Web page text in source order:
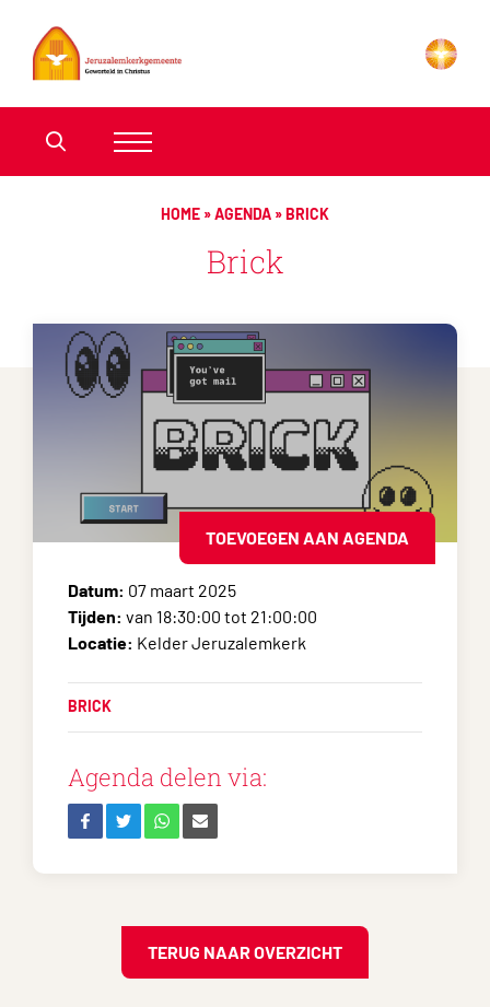
HOME »AGENDA »BRICK
Brick
TOEVOEGEN AAN AGENDA
Datum: 07 maart 2025
Tijden: van 18:30:00 tot 21:00:00
Locatie: Kelder Jeruzalemkerk
BRICK
Agenda delen via:
TERUG NAAR OVERZICHT